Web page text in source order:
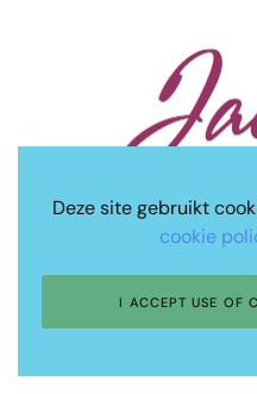
Deze site gebruikt
cookie
I ACCEPT USE OF